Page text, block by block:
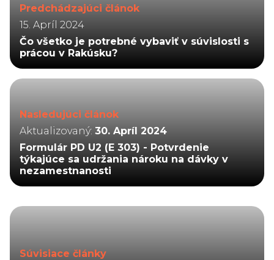
Predchádzajúci článok
15. Apríl 2024
Čo všetko je potrebné vybaviť v súvislosti s
prácou v Rakúsku?
Nasledujúci článok
Aktualizovaný: 30. Apríl 2024
Formulár PD U2 (E 303) - Potvrdenie
týkajúce sa udržania nároku na dávky v
nezamestnanosti
Súvisiace články